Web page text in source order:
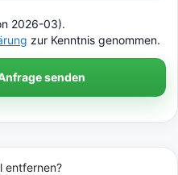
2026-03).
zur Kenntnis genommen.
senden
entfernen?